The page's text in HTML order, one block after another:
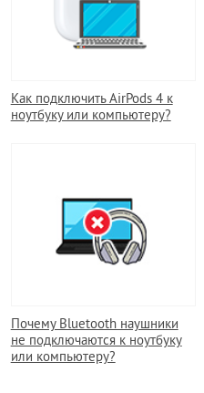
Как подключить AirPods 4 к
ноутбуку или компьютеру?
Почему Bluetooth наушники
не подключаются к ноутбуку
или компьютеру?